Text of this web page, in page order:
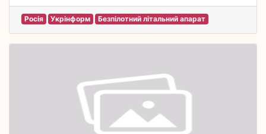
Росія Укрінформ Безпілотний літальний апарат